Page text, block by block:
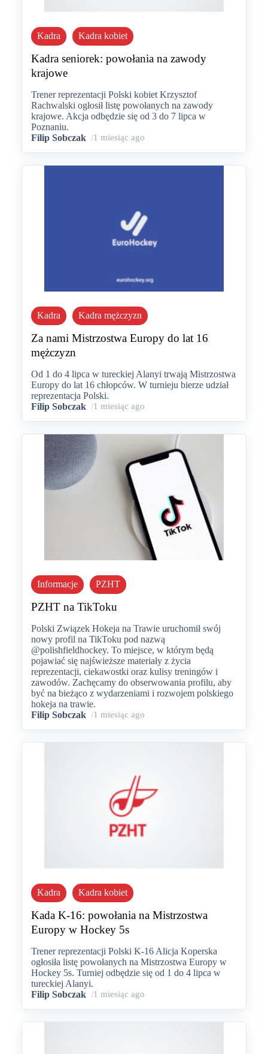
Kadra Kadra kobiet
Kadra seniorek: powołania na zawody
krajowe
Trener reprezentacji Polski kobiet Krzysztof
Rachwalski ogłosił listę powołanych na zawody
krajowe. Akcja odbędzie się od 3 do 7 lipca w
Poznaniu.
Filip Sobczak /1 miesiąc ago
Kadra Kadra mężczyzn
Za nami Mistrzostwa Europy do lat 16
mężczyzn
Od 1 do 4 lipca w tureckiej Alanyi trwają Mistrzostwa
Europy do lat 16 chłopców. W turnieju bierze udział
reprezentacja Polski.
Filip Sobczak /1 miesiąc ago
Informacje PZHT
PZHT na TikToku
Polski Związek Hokeja na Trawie uruchomił swój
nowy profil na TikToku pod nazwą
@polishfieldhockey. To miejsce, w którym będą
pojawiać się najświeższe materiały z życia
reprezentacji, ciekawostki oraz kulisy treningów i
zawodów. Zachęcamy do obserwowania profilu, aby
być na bieżąco z wydarzeniami i rozwojem polskiego
hokeja na trawie.
Filip Sobczak /1 miesiąc ago
Kadra Kadra kobiet
Kada K-16: powołania na Mistrzostwa
Europy w Hockey 5s
Trener reprezentacji Polski K-16 Alicja Koperska
ogłosiła listę powołanych na Mistrzostwa Europy w
Hockey 5s. Turniej odbędzie się od 1 do 4 lipca w
tureckiej Alanyi.
Filip Sobczak /1 miesiąc ago